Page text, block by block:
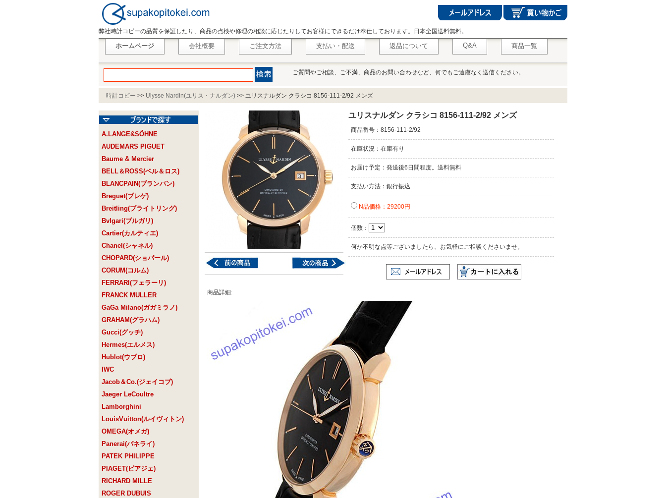
弊社時計コピーの品質を保証したり、商品の点検や修理の相談に応じたりしてお客様にできるだけ奉仕しております。日本全国送料無料。
ホームページ 会社概要 ご注文方法 支払い・配送 返品について Q&A 商品一覧
ご質問やご相談、ご不満、商品のお問い合わせなど、何でもご遠慮なく送信ください。
時計コピー >> Ulysse Nardin(ユリス・ナルダン) >> ユリスナルダン クラシコ 8156-111-2/92 メンズ
A.LANGE&SÖHNE
AUDEMARS PIGUET
Baume & Mercier
BELL＆ROSS(ベル＆ロス)
BLANCPAIN(ブランパン)
Breguet(ブレゲ)
Breitling(ブライトリング)
Bvlgari(ブルガリ)
Cartier(カルティエ)
Chanel(シャネル)
CHOPARD(ショパール)
CORUM(コルム)
FERRARI(フェラーリ)
FRANCK MULLER
GaGa Milano(ガガミラノ)
GRAHAM(グラハム)
Gucci(グッチ)
Hermes(エルメス)
Hublot(ウブロ)
IWC
Jacob＆Co.(ジェイコブ)
Jaeger LeCoultre
Lamborghini
LouisVuitton(ルイヴィトン)
OMEGA(オメガ)
Panerai(パネライ)
PATEK PHILIPPE
PIAGET(ピアジェ)
RICHARD MILLE
ROGER DUBUIS
ユリスナルダン クラシコ 8156-111-2/92 メンズ
商品番号：8156-111-2/92
在庫状況：在庫有り
お届け予定：発送後6日間程度。送料無料
支払い方法：銀行振込
N品価格：29200円
個数：
何か不明な点等ございましたら、お気軽にご相談くださいませ。
商品詳細: